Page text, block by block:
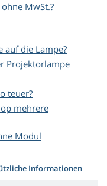
MwSt.?
auf die Lampe?
Projektorlampe
teuer?
mehrere
Modul
Informationen